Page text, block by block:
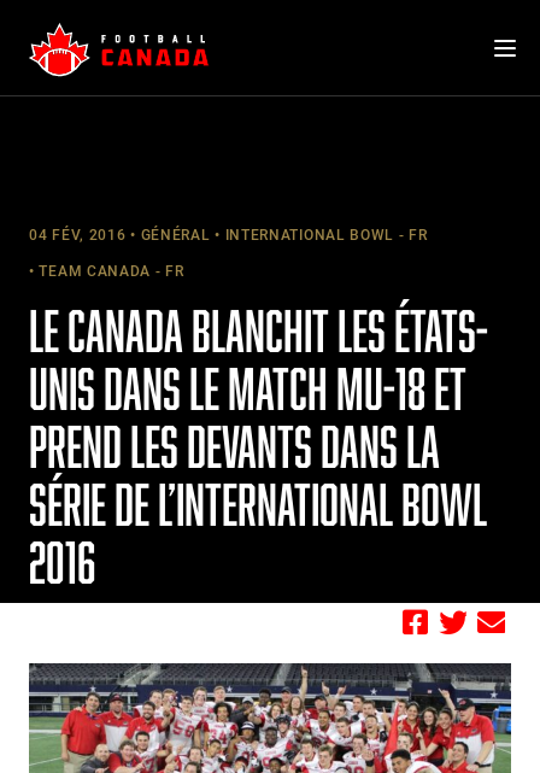
content
04 FÉV, 2016 GÉNÉRAL INTERNATIONAL BOWL - FR
TEAM CANADA - FR
LE CANADA BLANCHIT LES ÉTATS-
UNIS DANS LE MATCH MU-18 ET
PREND LES DEVANTS DANS LA
SÉRIE DE L’INTERNATIONAL BOWL
2016